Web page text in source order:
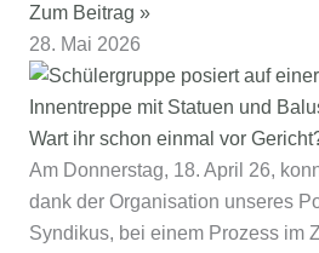
Zum Beitrag »
28. Mai 2026
Wart ihr schon einmal vor
Am Donnerstag, 18. April 26,
dank der Organisation unseres
Syndikus, bei einem Prozess im